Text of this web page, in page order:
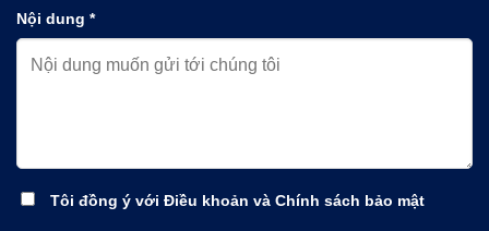
Nội dung *
Tôi đồng ý với Điều khoản và Chính sách bảo mật